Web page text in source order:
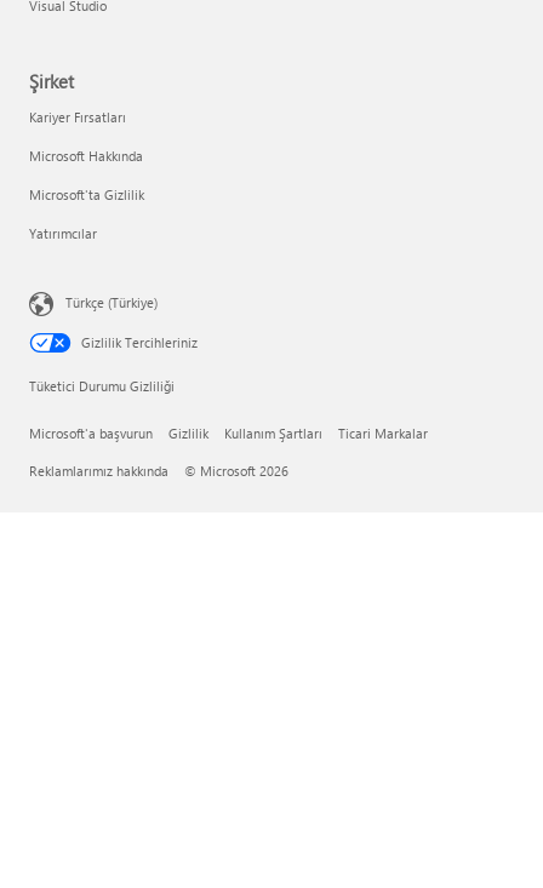
Visual Studio
Şirket
Kariyer Fırsatları
Microsoft Hakkında
Microsoft'ta Gizlilik
Yatırımcılar
Türkçe (Türkiye)
Gizlilik Tercihleriniz
Tüketici Durumu Gizliliği
Microsoft'a başvurun Gizlilik Kullanım Şartları Ticari Markalar
Reklamlarımız hakkında © Microsoft 2026